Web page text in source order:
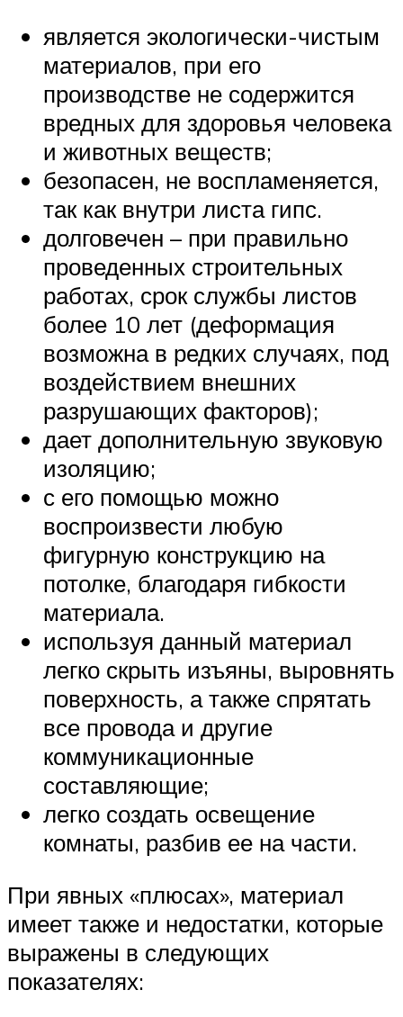
является экологически-чистым
материалов, при его
производстве не содержится
вредных для здоровья человека
и животных веществ;
безопасен, не воспламеняется,
так как внутри листа гипс.
долговечен – при правильно
проведенных строительных
работах, срок службы листов
более 10 лет (деформация
возможна в редких случаях, под
воздействием внешних
разрушающих факторов);
дает дополнительную звуковую
изоляцию;
с его помощью можно
воспроизвести любую
фигурную конструкцию на
потолке, благодаря гибкости
материала.
используя данный материал
легко скрыть изъяны, выровнять
поверхность, а также спрятать
все провода и другие
коммуникационные
составляющие;
легко создать освещение
комнаты, разбив ее на части.
При явных «плюсах», материал
имеет также и недостатки, которые
выражены в следующих
показателях: